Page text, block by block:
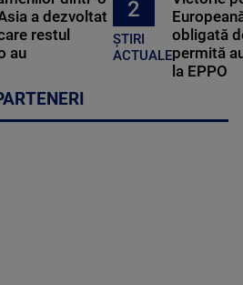
a dezvoltat
restul
au
2
ȘTIRI
ACTUALE
obligată
permită
la EPPO